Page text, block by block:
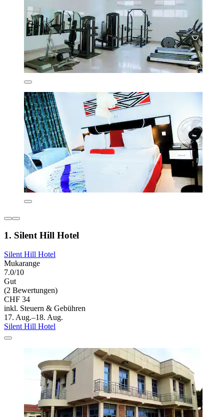
1. Silent Hill Hotel
Silent Hill Hotel
Mukarange
7.0/10
Gut
(2 Bewertungen)
CHF 34
inkl. Steuern & Gebühren
17. Aug.–18. Aug.
Silent Hill Hotel